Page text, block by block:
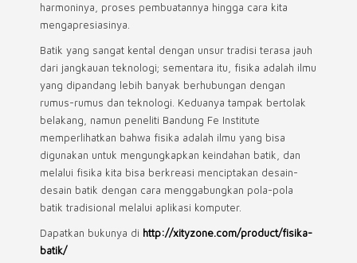
harmoninya, proses pembuatannya hingga cara kita
mengapresiasinya.
Batik yang sangat kental dengan unsur tradisi terasa jauh
dari jangkauan teknologi; sementara itu, fisika adalah ilmu
yang dipandang lebih banyak berhubungan dengan
rumus-rumus dan teknologi. Keduanya tampak bertolak
belakang, namun peneliti Bandung Fe Institute
memperlihatkan bahwa fisika adalah ilmu yang bisa
digunakan untuk mengungkapkan keindahan batik, dan
melalui fisika kita bisa berkreasi menciptakan desain-
desain batik dengan cara menggabungkan pola-pola
batik tradisional melalui aplikasi komputer.
Dapatkan bukunya di http://xityzone.com/product/fisika-
batik/